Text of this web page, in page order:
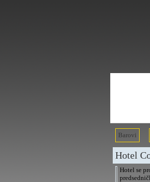
Barovi
Hotel
Hotel se